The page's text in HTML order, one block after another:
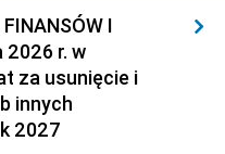
I
2026 r. w
za usunięcie i
innych
2027